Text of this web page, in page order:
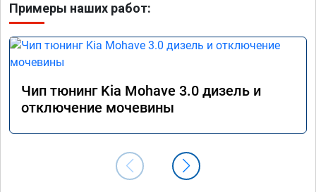
Примеры наших работ:
Чип тюнинг Kia Mohave 3.0 дизель и
отключение мочевины